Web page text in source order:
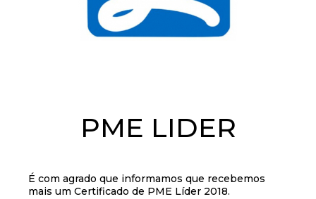
PME LIDER
É com agrado que informamos que recebemos
mais um Certificado de PME Líder 2018.